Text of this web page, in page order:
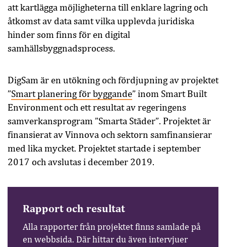
att kartlägga möjligheterna till enklare lagring och
åtkomst av data samt vilka upplevda juridiska
hinder som finns för en digital
samhällsbyggnadsprocess.
DigSam är en utökning och fördjupning av projektet
”Smart planering för byggande” inom Smart Built
Environment och ett resultat av regeringens
samverkansprogram ”Smarta Städer”. Projektet är
finansierat av Vinnova och sektorn samfinansierar
med lika mycket. Projektet startade i september
2017 och avslutas i december 2019.
Rapport och resultat
Alla rapporter från projektet finns samlade på
en webbsida. Där hittar du även intervjuer